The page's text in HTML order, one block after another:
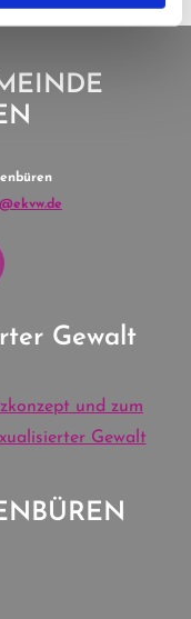
Gewalt
und zum
Gewalt